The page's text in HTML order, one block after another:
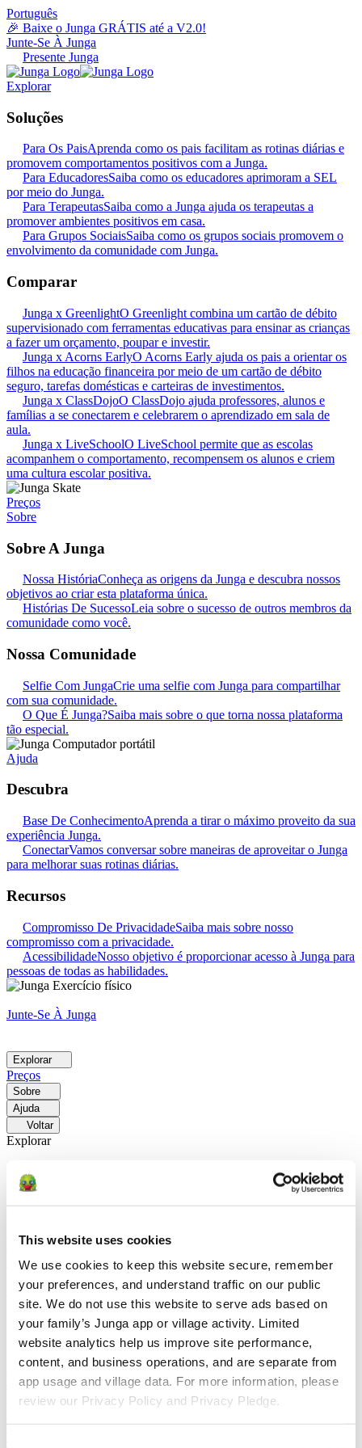
This website uses cookies
We use cookies to keep this website secure, remember
your preferences, and understand traffic on our public
site. We do not use this website to serve ads based on
your family’s Junga app or village activity. Limited
website analytics help us improve site performance,
content, and business operations, and are separate from
app usage and village data. For more information, please
review our Privacy Policy and Privacy Pledge.
Português
🎉 Baixe o Junga GRÁTIS até a V2.0!
Junte-Se À Junga
Presente Junga
Explorar
Soluções
Para Os PaisAprenda como os pais facilitam as rotinas diárias e
promovem comportamentos positivos com a Junga.
Para EducadoresSaiba como os educadores aprimoram a SEL
por meio do Junga.
Para TerapeutasSaiba como a Junga ajuda os terapeutas a
promover ambientes positivos em casa.
Para Grupos SociaisSaiba como os grupos sociais promovem o
envolvimento da comunidade com Junga.
Comparar
Junga x GreenlightO Greenlight combina um cartão de débito
supervisionado com ferramentas educativas para ensinar as crianças
a fazer um orçamento, poupar e investir.
Junga x Acorns EarlyO Acorns Early ajuda os pais a orientar os
filhos na educação financeira por meio de um cartão de débito
seguro, tarefas domésticas e carteiras de investimentos.
Junga x ClassDojoO ClassDojo ajuda professores, alunos e
famílias a se conectarem e celebrarem o aprendizado em sala de
aula.
Junga x LiveSchoolO LiveSchool permite que as escolas
acompanhem o comportamento, recompensem os alunos e criem
uma cultura escolar positiva.
Preços
Sobre
Sobre A Junga
Nossa HistóriaConheça as origens da Junga e descubra nossos
objetivos ao criar esta plataforma única.
Histórias De SucessoLeia sobre o sucesso de outros membros da
comunidade como você.
Nossa Comunidade
Selfie Com JungaCrie uma selfie com Junga para compartilhar
com sua comunidade.
O Que É Junga?Saiba mais sobre o que torna nossa plataforma
tão especial.
Ajuda
Descubra
Base De ConhecimentoAprenda a tirar o máximo proveito da sua
experiência Junga.
ConectarVamos conversar sobre maneiras de aproveitar o Junga
para melhorar suas rotinas diárias.
Recursos
Compromisso De PrivacidadeSaiba mais sobre nosso
compromisso com a privacidade.
AcessibilidadeNosso objetivo é proporcionar acesso à Junga para
pessoas de todas as habilidades.
Junte-Se À Junga
Explorar
Preços
Sobre
Ajuda
Voltar
Explorar
Soluções
Para Os PaisAprenda como os pais facilitam as rotinas diárias e
EducadoresSaiba como os educadores aprimoram a SEL por meio
do Junga.
Para TerapeutasSaiba como a Junga ajuda os terapeutas
a promover ambientes positivos em casa.
Para Grupos
Saiba como os grupos sociais promovem o envolvimento da
comunidade com Junga.
Comparar
Junga x Greenlight
O Greenlight combina um cartão de débito
supervisionado com ferramentas educativas para ensinar as crianças
a fazer um orçamento, poupar e investir.
Junga x Acorns EarlyO
Acorns Early ajuda os pais a orientar os filhos na educação
domésticas e carteiras de investimentos.
Junga x ClassDojoO